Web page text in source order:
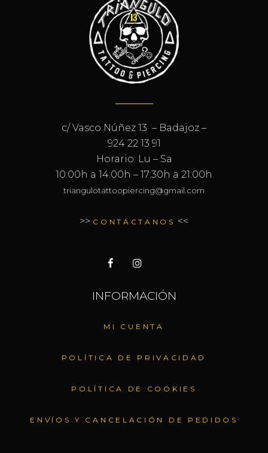
c/ Vasco Núñez 13 – Badajoz –
924 22 13 91
Horario: Lu – Sa
10:00h a 14:00h – 17:30h a 21:00h
triangulotattoopiercing@gmail.com
>> CONTÁCTANOS <<
INFORMACIÓN
MI CUENTA
POLÍTICA DE PRIVACIDAD
POLÍTICA DE COOKIES
ENVÍOS Y CANCELACIÓN DE PEDIDOS